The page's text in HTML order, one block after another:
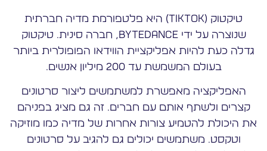
טיקטוק (TikTok) היא פלטפורמת מדיה חברתית
שנוצרה על ידי ByteDance, חברה סינית. טיקטוק
גדלה כעת להיות אפליקציית הווידאו הפופולרית ביותר
בעולם המשמשת עד 200 מיליון אנשים.
האפליקציה מאפשרת למשתמשים ליצור סרטונים
קצרים ולשתף אותם עם חברים. זה גם מציג בפניהם
את היכולת להטמיע צורות אחרות של מדיה כמו מוזיקה
וטקסט. משתמשים יכולים גם להגיב על סרטונים